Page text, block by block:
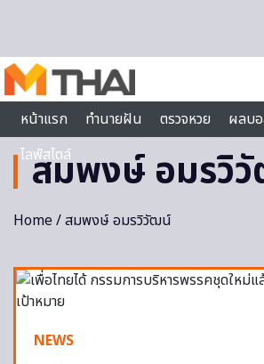
หน้าแรก
ทำนายฝัน ตรวจหวย ผลบ
ไลฟ์สไตล์
สมพงษ์ อมรวิ
Home/ สมพงษ์ อมรวิวัฒน์
NEWS